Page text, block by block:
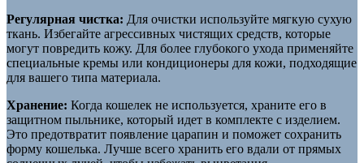
Регулярная чистка: Для очистки используйте мягкую сухую
ткань. Избегайте агрессивных чистящих средств, которые
могут повредить кожу. Для более глубокого ухода применяйте
специальные кремы или кондиционеры для кожи, подходящие
для вашего типа материала.
Хранение: Когда кошелек не используется, храните его в
защитном пыльнике, который идет в комплекте с изделием.
Это предотвратит появление царапин и поможет сохранить
форму кошелька. Лучше всего хранить его вдали от прямых